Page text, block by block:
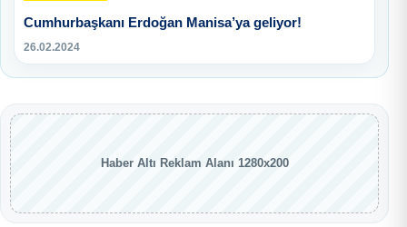
Cumhurbaşkanı Erdoğan Manisa’ya geliyor!
26.02.2024
Haber Altı Reklam Alanı 1280x200